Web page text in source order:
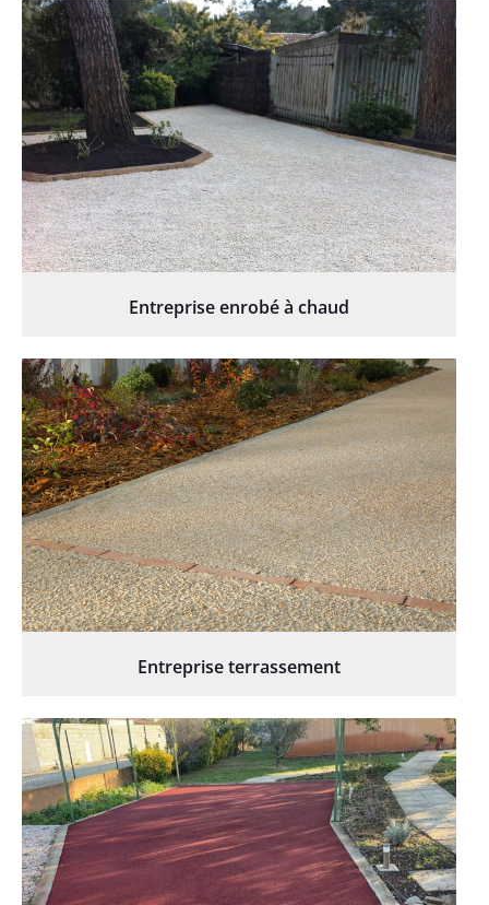
Entreprise enrobé à chaud
Entreprise terrassement